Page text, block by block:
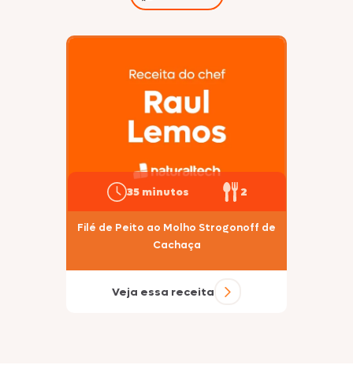
35 minutos 2
Filé de Peito ao Molho Strogonoff de
Cachaça
Veja essa receita